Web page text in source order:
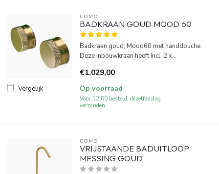
Vergelijk
COMO
BADKRAAN GOUD MOOD 60
Badkraan goud, Mood60 met handdouche.
Deze inbouwkraan heeft Incl. 2 x...
€1.029,00
Op voorraad
Voor 12:00 besteld, dezelfde dag
verzonden.
COMO
VRIJSTAANDE BADUITLOOP
MESSING GOUD